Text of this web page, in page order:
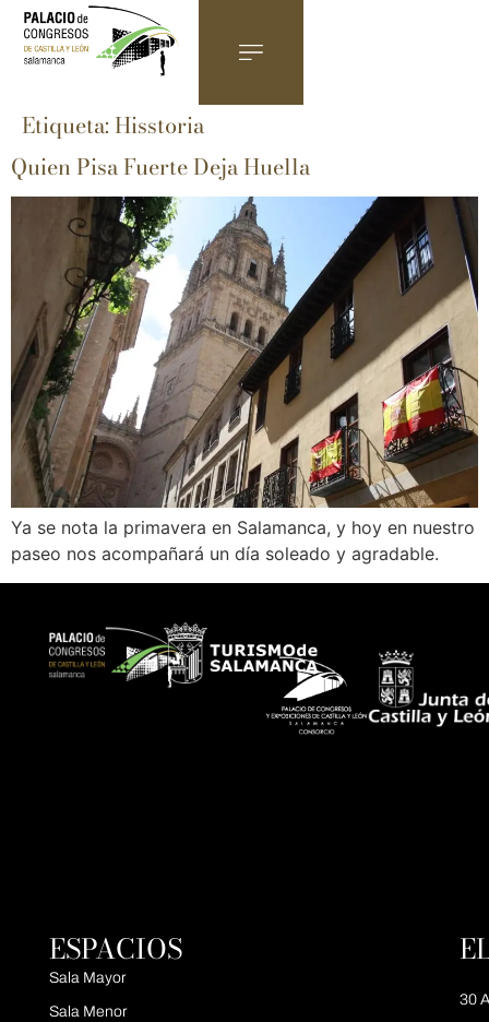
Etiqueta:Hisstoria
Quien Pisa Fuerte Deja Huella
Ya se nota la primavera en Salamanca, y hoy en nuestro
paseo nos acompañará un día soleado y agradable.
ESPACIOS
Sala Mayor
Sala Menor
30